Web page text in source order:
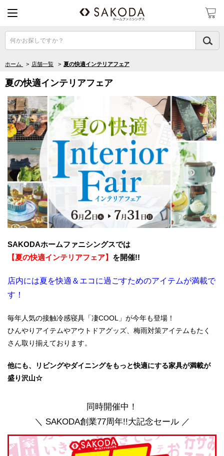
何かお探しですか？
ホーム > 店舗一覧 > 夏の快適インテリアフェア
夏の快適インテリアフェア
SAKODAホームファニシングスでは
【夏の快適インテリアフェア】 を開催!!
店内には夏を快適＆エコに過ごすためのアイテムが満載で
す！
毎年人気の接触冷感寝具「凄COOL」が今年も登場！
ひんやりアイテムやアウトドアグッズ、梅雨対策アイテムもたく
さん取り揃えております。
他にも、リビングやダイニングをもっと快適にする家具が満載が
盛り沢山☆
同時開催中！
＼ SAKODA創業77周年!!大記念セール ／